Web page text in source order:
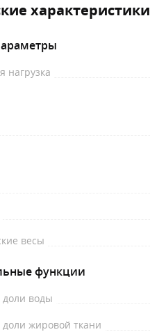
характеристики
нагрузка
весы
функции
воды
жировой ткани